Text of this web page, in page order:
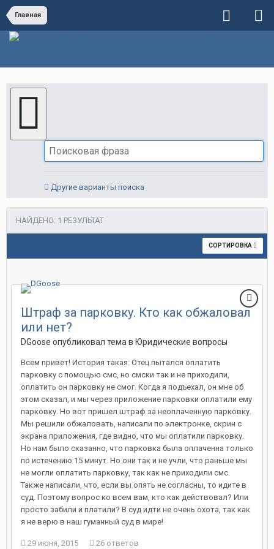
Главная
Другие варианты поиска
НАЙДЕНО: 1 РЕЗУЛЬТАТ
СОРТИРОВКА
Штраф за парковку. Кто как обжаловал
или нет?
DGoose опубликовал тема в Юридические вопросы
Всем привет! История такая: Отец пытался оплатить
парковку с помощью смс, но смски так и не приходили,
оплатить он парковку не смог. Когда я подъехал, он мне об
этом сказал, и мы через приложение парковки оплатили ему
парковку. Но вот пришел штраф за неоплаченную парковку.
Мы решили обжаловать, написали по электронке, скрин с
экрана приложения, где видно, что мы оплатили парковку.
Но нам было сказанно, что парковка была оплаченна только
по истечению 15 минут. Но они так и не учли, что раньше мы
не могли оплатить парковку, так как не приходили смс.
Также написали, что, если вы опять не согласны, то идите в
суд. Поэтому вопрос ко всем вам, кто как действовал? Или
просто забили и платили? В суд идти не очень охота, так как
я не верю в наш гуманный суд в мире!
29 июня, 2015 26 ответов